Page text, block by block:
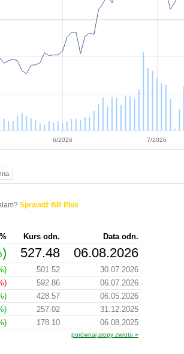
6/2026 7/2026
Sprawdź BR Plus
Kurs odn.
Data odn.
527.48 06.08.2026
501.52
30.07.2026
592.86
06.07.2026
428.57
06.05.2026
257.02
31.12.2025
178.10 06.08.2025
porównaj stopy zwrotu »